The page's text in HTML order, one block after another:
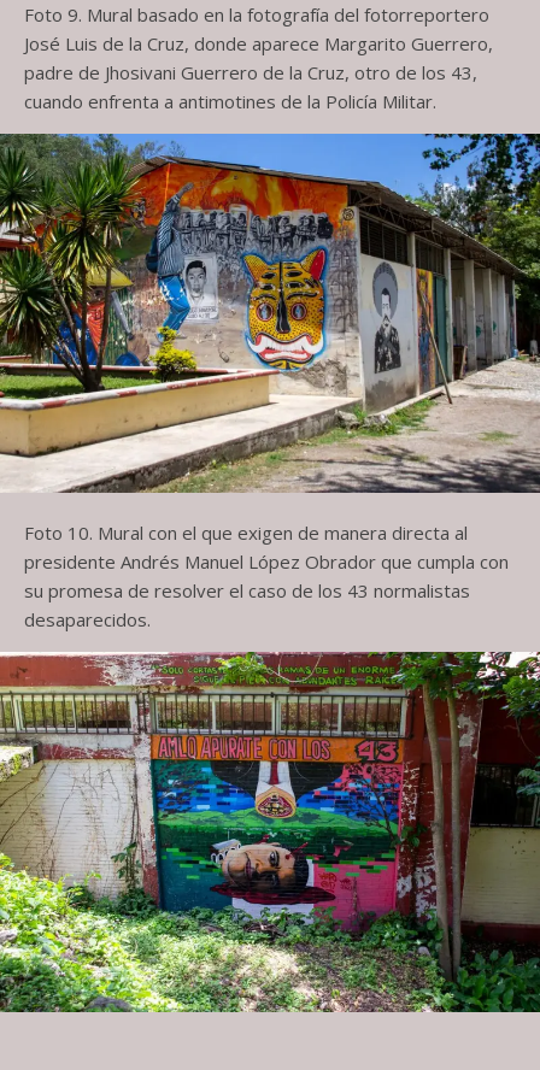
Foto 9. Mural basado en la fotografía del fotorreportero
José Luis de la Cruz, donde aparece Margarito Guerrero,
padre de Jhosivani Guerrero de la Cruz, otro de los 43,
cuando enfrenta a antimotines de la Policía Militar.
Foto 10. Mural con el que exigen de manera directa al
presidente Andrés Manuel López Obrador que cumpla con
su promesa de resolver el caso de los 43 normalistas
desaparecidos.